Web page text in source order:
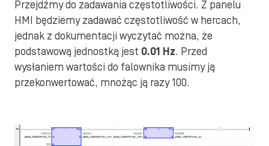
Przejdźmy do zadawania częstotliwości. Z panelu
HMI będziemy zadawać częstotliwość w hercach,
jednak z dokumentacji wyczytać można, że
podstawową jednostką jest 0.01 Hz. Przed
wysłaniem wartości do falownika musimy ją
przekonwertować, mnożąc ją razy 100.